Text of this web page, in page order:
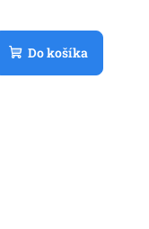
Do košíka